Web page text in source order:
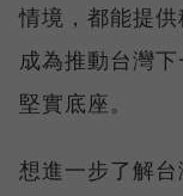
情境，都能提
成為推動台灣
堅實底座。
想進一步了解